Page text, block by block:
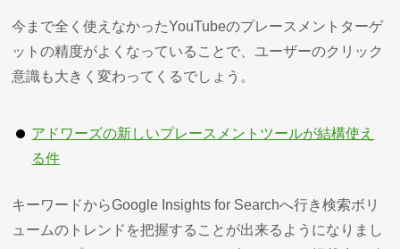
今まで全く使えなかったYouTubeのプレースメントターゲ
ットの精度がよくなっていることで、ユーザーのクリック
意識も大きく変わってくるでしょう。
アドワーズの新しいプレースメントツールが結構使え
る件
キーワードからGoogle Insights for Searchへ行き検索ボリ
ュームのトレンドを把握することが出来るようになりまし